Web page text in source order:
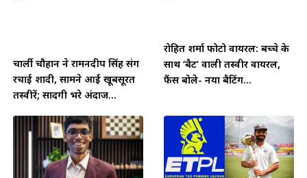
चार्ली चौहान ने रामनदीप सिंह संग
रचाई शादी, सामने आईं खूबसूरत
तस्वीरें; सादगी भरे अंदाज...
रोहित शर्मा फोटो वायरल: बच्चे के
साथ ‘बैट’ वाली तस्वीर वायरल,
फैंस बोले- नया बैटिंग...